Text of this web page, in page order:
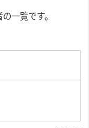
一覧です。